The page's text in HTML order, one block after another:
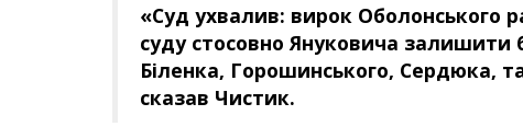
«Суд ухвалив: вирок Оболонського
суду стосовно Януковича залишити
Біленка, Горошинського, Сердюка,
сказав Чистик.